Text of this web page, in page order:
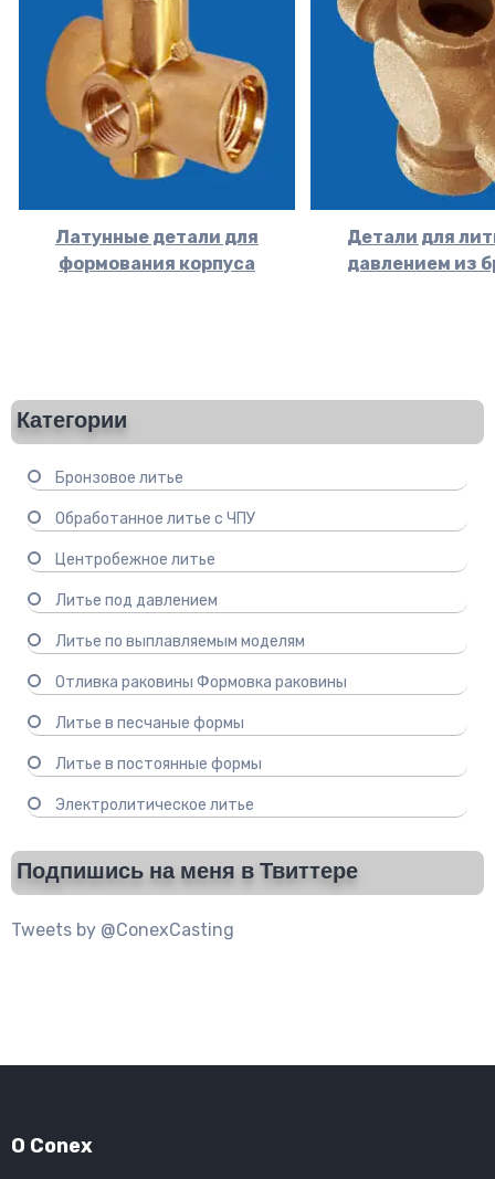
Латунные детали для
формования корпуса
Детали для
давлением из
Категории
Бронзовое литье
Обработанное литье с ЧПУ
Центробежное литье
Литье под давлением
Литье по выплавляемым моделям
Отливка раковины Формовка раковины
Литье в песчаные формы
Литье в постоянные формы
Электролитическое литье
Подпишись на меня в Твиттере
Tweets by @ConexCasting
О Conex